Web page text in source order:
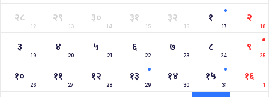
२८
12
२९
13
३०
14
३१
15
३२
16
१
17
२
18
३
19
४
20
५
21
६
22
७
23
८
24
९
25
१०
26
११
27
१२
28
१३
29
१४
30
१५
31
१६
1